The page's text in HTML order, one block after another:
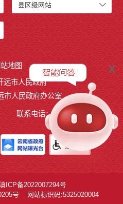
县区级网站
站地图
远市人民政府
市人民政府办公室
联系电话：0873-7236877
ICP备2022007294号
号
网站标识码:5325020004
x